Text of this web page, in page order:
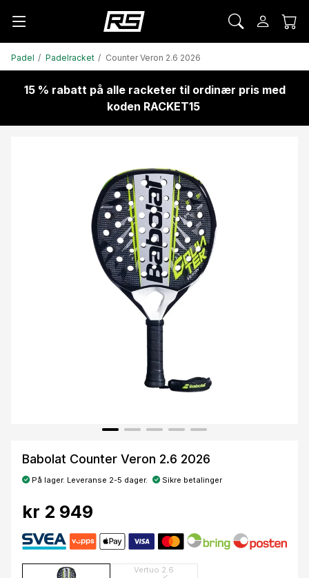
Padel Padelracket Counter Veron 2.6 2026
15 % rabatt på alle racketer til ordinær pris med
koden RACKET15
Babolat Counter Veron 2.6 2026
På lager. Leveranse 2-5 dager. Sikre betalinger
kr 2 949
Vertuo 2.6